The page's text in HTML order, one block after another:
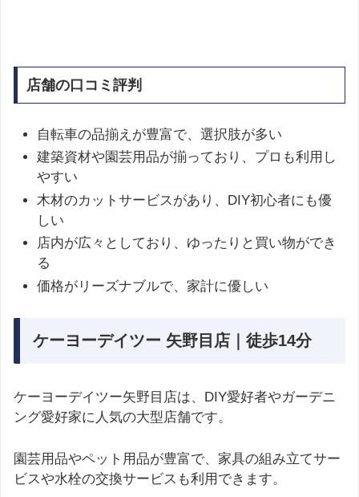
店舗の口コミ評判
自転車の品揃えが豊富で、選択肢が多い
建築資材や園芸用品が揃っており、プロも利用し
やすい
木材のカットサービスがあり、DIY初心者にも優
しい
店内が広々としており、ゆったりと買い物ができ
る
価格がリーズナブルで、家計に優しい
ケーヨーデイツー 矢野目店｜徒歩14分
ケーヨーデイツー矢野目店は、DIY愛好者やガーデニ
ング愛好家に人気の大型店舗です。
園芸用品やペット用品が豊富で、家具の組み立てサー
ビスや水栓の交換サービスも利用できます。